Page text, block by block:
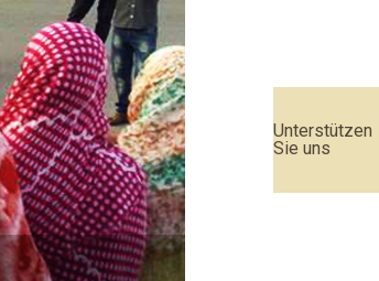
Unterstützen
Sie uns